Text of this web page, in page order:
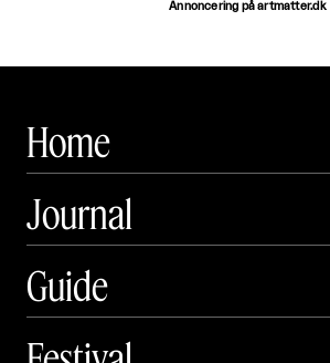
Annoncering på artmatter.dk
Home
Journal
Guide